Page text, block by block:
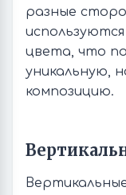
разные
цвета, что
уникальную,
композицию.